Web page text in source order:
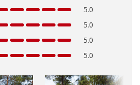
5.0
5.0
5.0
5.0